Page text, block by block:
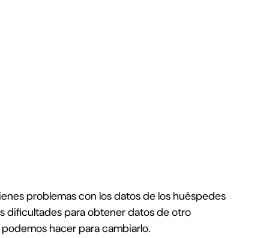
problemas con los datos de los huéspedes
dificultades para obtener datos de otro
hacer para cambiarlo.